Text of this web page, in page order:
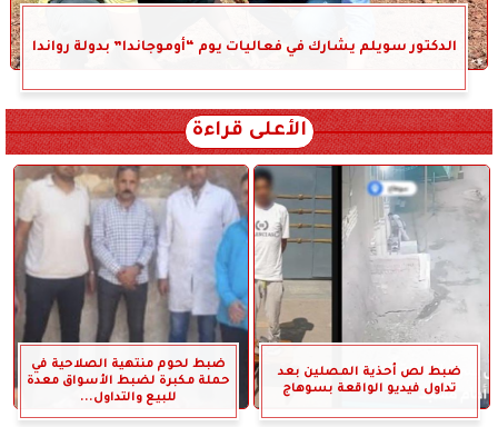
الدكتور سويلم يشارك في فعاليات يوم “أوموجاندا” بدولة رواندا
الأعلى قراءة
ضبط لص أحذية المصلين بعد
تداول فيديو الواقعة بسوهاج
ضبط لحوم منتهية الصلاحية في
حملة مكبرة لضبط الأسواق معدة
للبيع والتداول...